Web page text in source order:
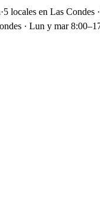
·5 locales en Las
· Lun y mar